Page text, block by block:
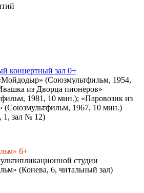
концертный зал 0+
(Союзмультфильм, 1954,
из Дворца пионеров»
1981, 10 мин.); «Паровозик из
(Союзмультфильм, 1967, 10 мин.)
1, зал № 12)
6+
студии
(Конева, 6, читальный зал)